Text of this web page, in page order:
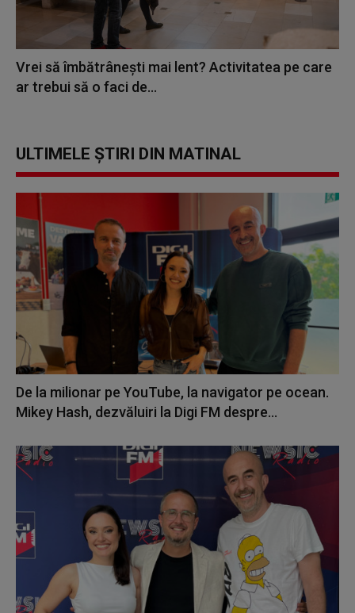
Vrei să îmbătrânești mai lent? Activitatea pe care
ar trebui să o faci de...
ULTIMELE ȘTIRI DIN MATINAL
De la milionar pe YouTube, la navigator pe ocean.
Mikey Hash, dezvăluiri la Digi FM despre...